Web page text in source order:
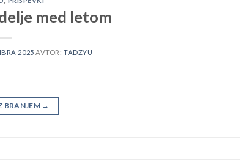
med letom
2025 AVTOR:TADZYU
BRANJEM →